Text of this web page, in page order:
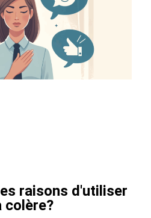
raisons d'utiliser
colère?